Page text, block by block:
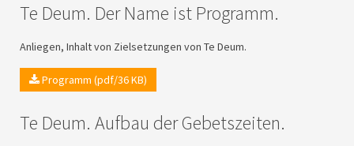
Te Deum. Der Name ist Programm.
Anliegen, Inhalt von Zielsetzungen von Te Deum.
Programm (pdf/36 KB)
Te Deum. Aufbau der Gebetszeiten.